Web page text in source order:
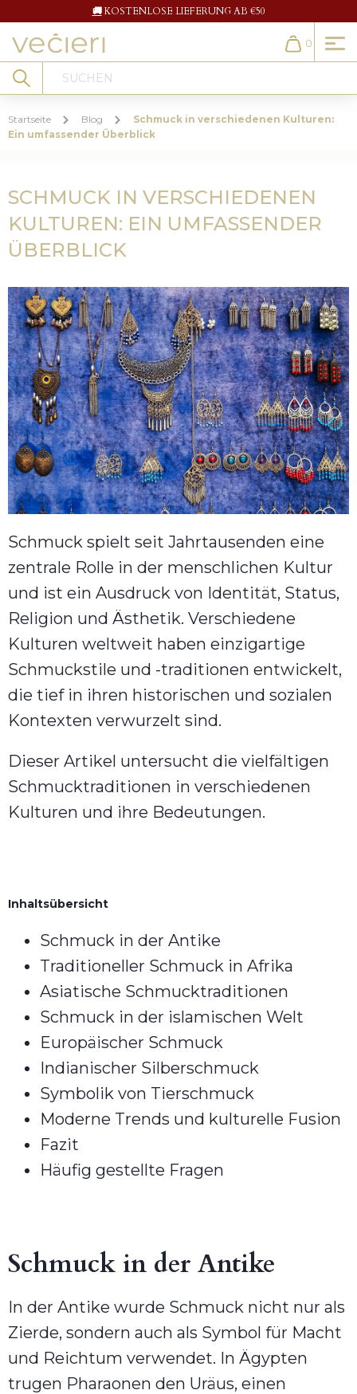
🚚KOSTENLOSE LIEFERUNG AB €50
Search
Cart
0
Startseite Blog
Schmuck in verschiedenen Kulturen:
Ein umfassender Überblick
SCHMUCK IN VERSCHIEDENEN
KULTUREN: EIN UMFASSENDER
ÜBERBLICK
Schmuck spielt seit Jahrtausenden eine
zentrale Rolle in der menschlichen Kultur
und ist ein Ausdruck von Identität, Status,
Religion und Ästhetik. Verschiedene
Kulturen weltweit haben einzigartige
Schmuckstile und -traditionen entwickelt,
die tief in ihren historischen und sozialen
Kontexten verwurzelt sind.
Dieser Artikel untersucht die vielfältigen
Schmucktraditionen in verschiedenen
Kulturen und ihre Bedeutungen.
Inhaltsübersicht
Schmuck in der Antike
Traditioneller Schmuck in Afrika
Asiatische Schmucktraditionen
Schmuck in der islamischen Welt
Europäischer Schmuck
Indianischer Silberschmuck
Symbolik von Tierschmuck
Moderne Trends und kulturelle Fusion
Fazit
Häufig gestellte Fragen
Schmuck in der Antike
In der Antike wurde Schmuck nicht nur als
Zierde, sondern auch als Symbol für Macht
und Reichtum verwendet. In Ägypten
trugen Pharaonen den Uräus, einen